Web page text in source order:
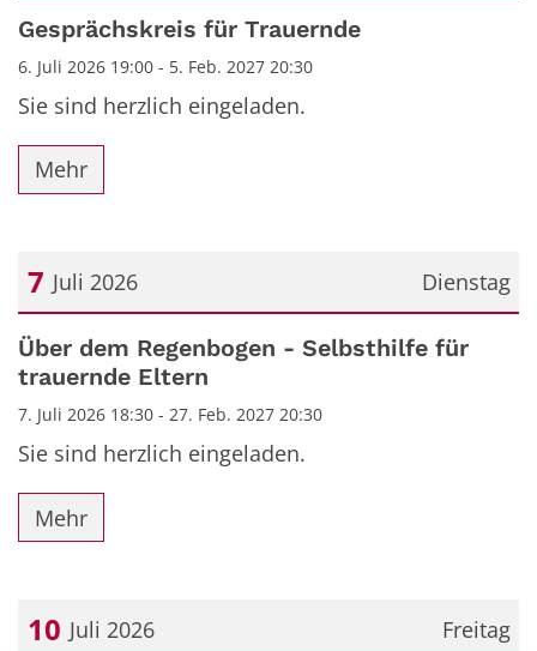
Datum: 6. Juli 2026
Gesprächskreis für Trauernde
6. Juli 2026 19:00 - 5. Feb. 2027 20:30
Sie sind herzlich eingeladen.
Mehr
Dienstag
7 Juli 2026
Datum: 7. Juli 2026
Über dem Regenbogen - Selbsthilfe für
trauernde Eltern
7. Juli 2026 18:30 - 27. Feb. 2027 20:30
Sie sind herzlich eingeladen.
Mehr
Freitag
10 Juli 2026